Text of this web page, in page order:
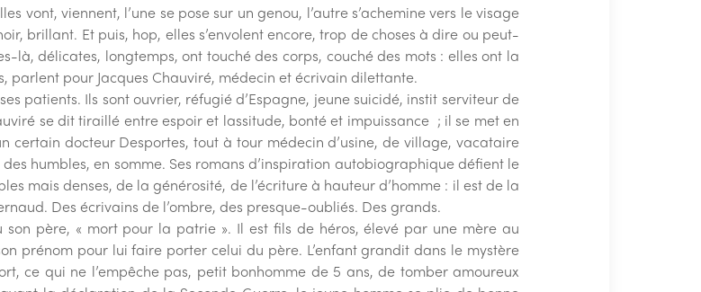
vont, viennent, l’une se pose sur un genou, l’autre s’achemine vers le visage
brillant. Et puis, hop, elles s’envolent encore, trop de choses à dire ou peut-
là, délicates, longtemps, ont touché des corps, couché des mots : elles ont la
parlent pour Jacques Chauviré, médecin et écrivain dilettante.
patients. Ils sont ouvrier, réfugié d’Espagne, jeune suicidé, instit serviteur de
se dit tiraillé entre espoir et lassitude, bonté et impuissance ; il se met en
certain docteur Desportes, tout à tour médecin d’usine, de village, vacataire
humbles, en somme. Ses romans d’inspiration autobiographique défient le
mais denses, de la générosité, de l’écriture à hauteur d’homme : il est de la
Des écrivains de l’ombre, des presque-oubliés. Des grands.
son père, « mort pour la patrie ». Il est fils de héros, élevé par une mère au
prénom pour lui faire porter celui du père. L’enfant grandit dans le mystère
ce qui ne l’empêche pas, petit bonhomme de 5 ans, de tomber amoureux